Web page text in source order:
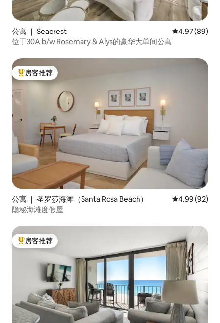
公寓 ｜ Seacrest 平均评分 4.97
4.97 (89)
位于30A b/w Rosemary & Alys的豪华大单间公寓
热门「房客推荐」
房客推荐
公寓 ｜ 圣罗莎海滩（Santa Rosa Beach） 平均评分 4.99
4.99 (92)
隐秘海滩度假屋
热门「房客推荐」
房客推荐